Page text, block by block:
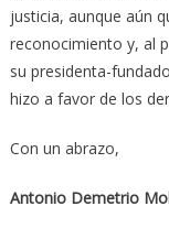
justicia, aunque aún
reconocimiento y, al
su presidenta-
hizo a favor de los
Con un abrazo,
Antonio Demetrio